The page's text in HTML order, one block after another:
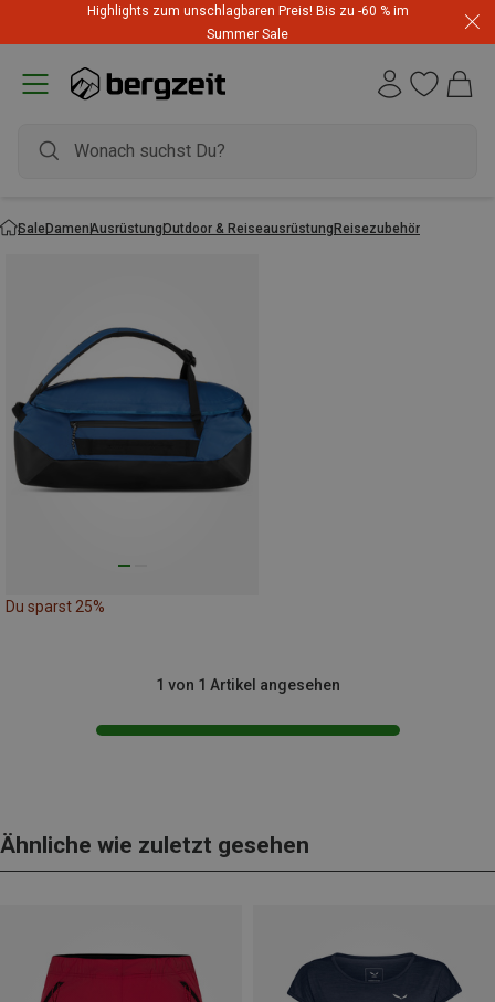
Highlights zum unschlagbaren Preis! Bis zu -60 % im
Summer Sale
SaleDamenAusrüstungOutdoor & ReiseausrüstungReisezubehör
Du sparst 25%
1 von 1 Artikel angesehen
Ähnliche wie zuletzt gesehen